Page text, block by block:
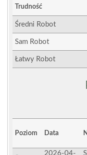
Trudność
Średni Robot
Sam Robot
Łatwy Robot
Poziom Data
2026-04-